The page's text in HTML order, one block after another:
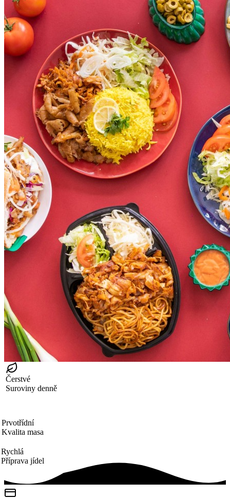
Čerstvé
Suroviny denně
Prvotřídní
Kvalita masa
Rychlá
Příprava jídel